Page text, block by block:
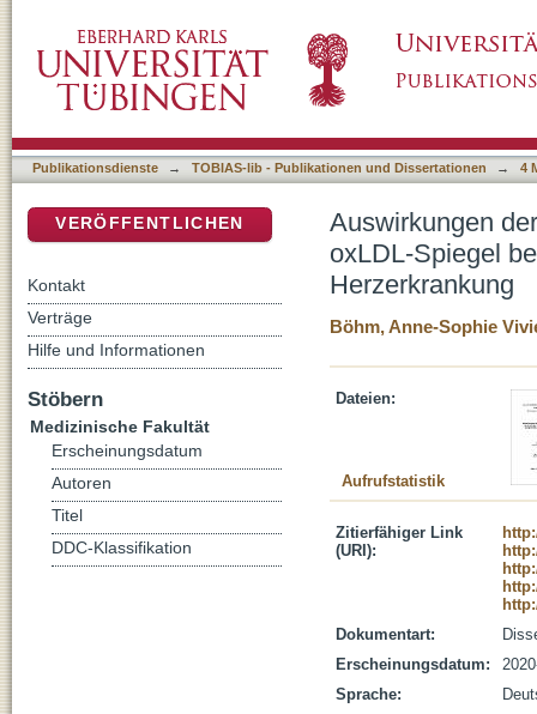
symptomatischer koronarer Herzerkrankung
Publikationsdienste → TOBIAS-lib - Publikationen und Dissertationen → 4
Auswirkungen
oxLDL-Spiegel
Herzerkrankung
Böhm, Anne-Sophie
Dateien:
Aufrufstatistik
Zitierfähiger Link
(URI):
Dokumentart:
Erscheinungsdatum:
Sprache:
VERÖFFENTLICHEN
Kontakt
Verträge
Hilfe und Informationen
Stöbern
Medizinische Fakultät
Erscheinungsdatum
Autoren
Titel
DDC-Klassifikation